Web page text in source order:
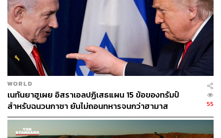
สหรัฐฯ ต้องยุติสงครามในทุกแนวรบ และมีหลักประกัน
ว่า สงครามและการโจมตีอิหร่านในอนาคตจะไม่เกิด
ซ้ำอีกต่อไป
อิหร่านเรียกร้องให้สหรัฐฯ ยุติการปิดล้อมทางเรือทันที
ที่ลงนามข้อตกลง
อิหร่านต้องการให้ยกเลิกการคว่ำบาตรการขายน้ำมัน
ภายในระยะเวลาการเจรจา 30 วัน และต้องคืน
ทรัพย์สินที่ถูกอายัดทันที
อิหร่านไม่ได้ระบุว่า จะยอมอ่อนข้อในประเด็นนิวเคลียร์
ใดๆ ซึ่งเป็นจุดสำคัญที่สหรัฐฯ และอิสราเอลต้องการ
WORLD
เนทันยาฮูเผย อิสราเอลปฏิเสธแผน 15 ข้อของทรัมป์
สำหรับฉนวนกาซา ยันไม่ถอนทหารจนกว่าฮามาส
ปลดอาวุธแท้จริง
55